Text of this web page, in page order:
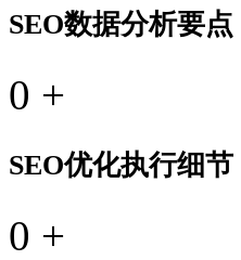
SEO数据分析要点
0 +
SEO优化执行细节
0 +